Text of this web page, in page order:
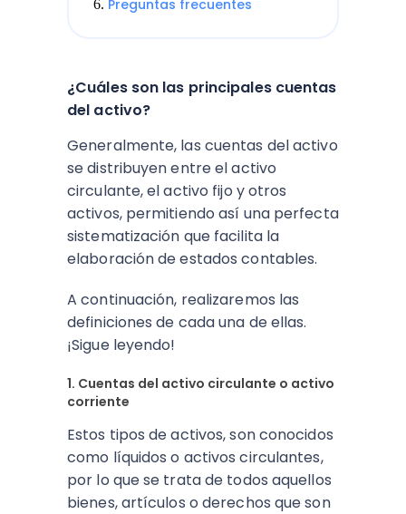
Preguntas frecuentes
¿Cuáles son las principales cuentas
del activo?
Generalmente, las cuentas del activo
se distribuyen entre el activo
circulante, el activo fijo y otros
activos, permitiendo así una perfecta
sistematización que facilita la
elaboración de estados contables.
A continuación, realizaremos las
definiciones de cada una de ellas.
¡Sigue leyendo!
1. Cuentas del activo circulante o activo
corriente
Estos tipos de activos, son conocidos
como líquidos o activos circulantes,
por lo que se trata de todos aquellos
bienes, artículos o derechos que son